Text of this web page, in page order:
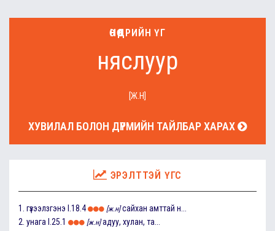
ӨНӨӨДРИЙН ҮГ
няслуур
[Ж.Н]
ХУВИЛАЛ БОЛОН ДҮРМИЙН ТАЙЛБАР ХАРАХ
ЭРЭЛТТЭЙ ҮГС
1. гүзээлзгэнэ I.18.4 [ж.н] сайхан амттай н...
2. унага I.25.1 [ж.н] адуу, хулан, та...